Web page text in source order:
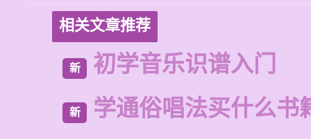
相关文章推荐
新 初学音乐识谱入门
新 学通俗唱法买什么书